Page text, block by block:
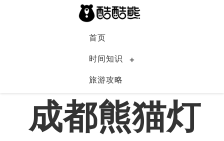
首页
时间知识
旅游攻略
中国
成都熊猫灯